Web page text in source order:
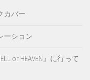
カバー
ーション
or HEAVEN』に行って